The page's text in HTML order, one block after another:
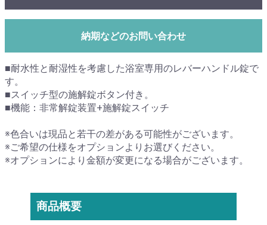
納期などのお問い合わせ
■耐水性と耐湿性を考慮した浴室専用のレバーハンドル錠で
す。
■スイッチ型の施解錠ボタン付き。
■機能：非常解錠装置+施解錠スイッチ
※色合いは現品と若干の差がある可能性がございます。
※ご希望の仕様をオプションよりお選びください。
※オプションにより金額が変更になる場合がございます。
商品概要